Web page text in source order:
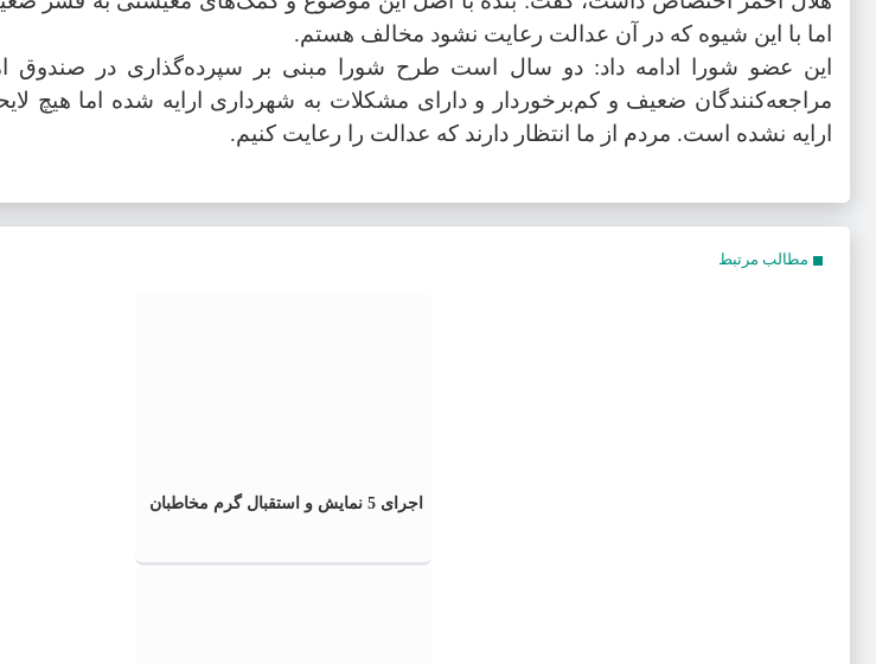
اما با این شیوه که در آن عدالت رعایت نشود مخالف هستم.
این عضو شورا ادامه داد: دو سال است طرح شورا مبنی بر سپرده‌گذاری در صندوق
مراجعه‌کنندگان ضعیف و کم‌برخوردار و دارای مشکلات به شهرداری ارایه شده اما هیچ
ارایه نشده است. مردم از ما انتظار دارند که عدالت را رعایت کنیم.
مطالب مرتبط
اجرای 5 نمایش و استقبال گرم مخاطبان